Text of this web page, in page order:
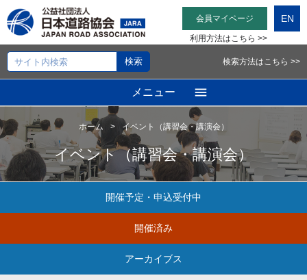
会員マイページ
利用方法はこちら >>
EN
検索方法はこちら >>
メニュー
ホーム イベント（講習会・講演会）
イベント（講習会・講演会）
開催予定・申込受付中
開催済み
アーカイブス